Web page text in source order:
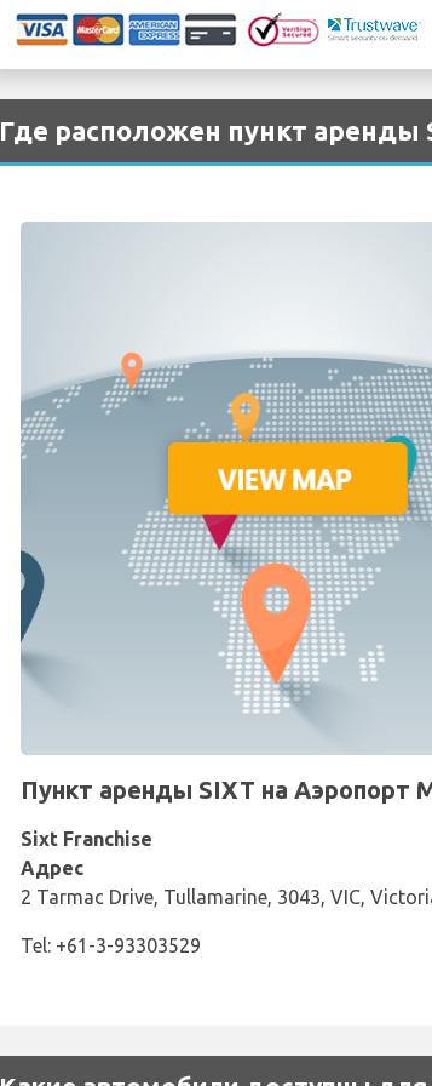
Где расположен пункт аренды
Пункт аренды SIXT на Аэропорт
Sixt Franchise
Адрес
2 Tarmac Drive, Tullamarine, 3043, VIC,
Tel: +61-3-93303529